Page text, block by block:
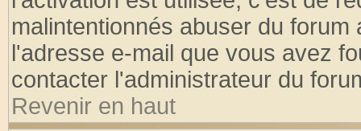
malintentionnés abuser du
l'adresse e-mail que vous avez
contacter l'administrateur du
Revenir en haut